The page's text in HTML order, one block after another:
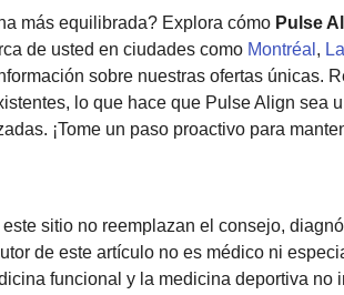
más equilibrada? Explora cómo Pulse
de usted en ciudades como Montréal ,
sobre nuestras ofertas únicas.
lo que hace que Pulse Align sea
¡Tome un paso proactivo para
sitio no reemplazan el consejo,
de este artículo no es médico ni
funcional y la medicina deportiva no